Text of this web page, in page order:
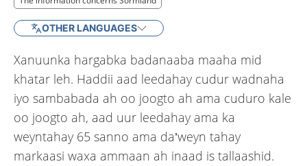
The information concerns Sörmland
OTHER LANGUAGES
Xanuunka hargabka badanaaba maaha mid
khatar leh. Haddii aad leedahay cudur wadnaha
iyo sambabada ah oo joogto ah ama cuduro kale
oo joogto ah, aad uur leedahay ama ka
weyntahay 65 sanno ama da’weyn tahay
markaasi waxa ammaan ah inaad is tallaashid.